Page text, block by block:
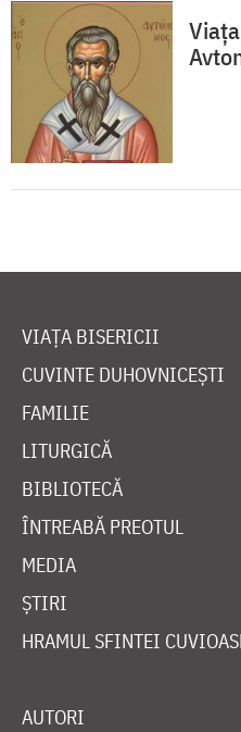
VIAȚA BISERICII
CUVINTE DUHOVNICEȘTI
FAMILIE
LITURGICĂ
BIBLIOTECĂ
ÎNTREABĂ PREOTUL
MEDIA
ȘTIRI
HRAMUL SFINTEI
AUTORI